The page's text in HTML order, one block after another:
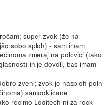
super zvok (že na
sobo sploh) - sam imam
zmeraj na polovici (tako
in je dovolj, bas imam
zveni; zvok je nasploh poln
samooklicane
recimo Logitech ni za rock